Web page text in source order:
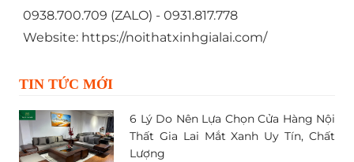
0938.700.709 (ZALO) - 0931.817.778
Website: https://noithatxinhgialai.com/
TIN TỨC MỚI
6 Lý Do Nên Lựa Chọn Cửa Hàng Nội
Thất Gia Lai Mắt Xanh Uy Tín, Chất
Lượng